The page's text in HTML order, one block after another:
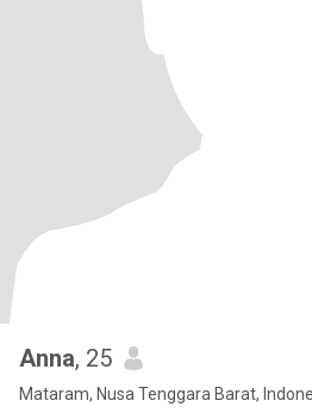
Anna, 25
Mataram, Nusa Tenggara Barat,